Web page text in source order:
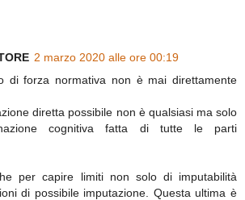
2 marzo 2020 alle ore 00:19
di forza normativa non è mai direttamente
diretta possibile non è qualsiasi ma solo
cognitiva fatta di tutte le parti
per capire limiti non solo di imputabilità
di possibile imputazione. Questa ultima è